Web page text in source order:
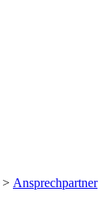
> Ansprechpartner